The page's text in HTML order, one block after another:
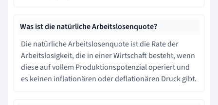
Was ist die natürliche Arbeitslosenquote?
Die natürliche Arbeitslosenquote ist die Rate der
Arbeitslosigkeit, die in einer Wirtschaft besteht, wenn
diese auf vollem Produktionspotenzial operiert und
es keinen inflationären oder deflationären Druck gibt.